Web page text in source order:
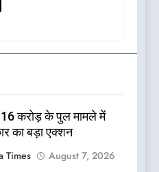
करोड़ के पुल मामले में
का बड़ा एक्शन
Times
August 7, 2026